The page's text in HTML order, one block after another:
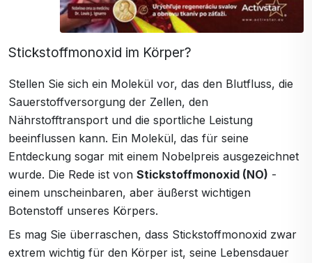
Stickstoffmonoxid im Körper?
Stellen Sie sich ein Molekül vor, das den Blutfluss, die
Sauerstoffversorgung der Zellen, den
Nährstofftransport und die sportliche Leistung
beeinflussen kann. Ein Molekül, das für seine
Entdeckung sogar mit einem Nobelpreis ausgezeichnet
wurde. Die Rede ist von Stickstoffmonoxid (NO) -
einem unscheinbaren, aber äußerst wichtigen
Botenstoff unseres Körpers.
Es mag Sie überraschen, dass Stickstoffmonoxid zwar
extrem wichtig für den Körper ist, seine Lebensdauer